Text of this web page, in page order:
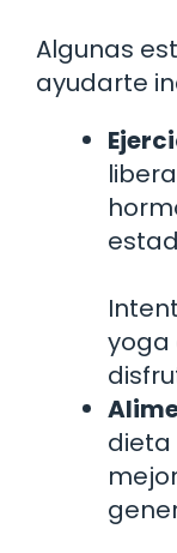
Algunas
ayudarte
yoga
dieta